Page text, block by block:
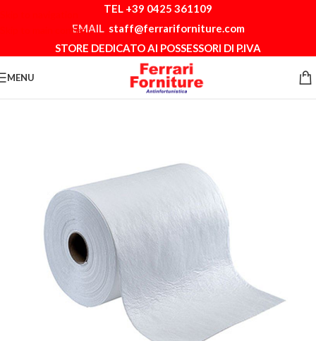
Skip to main content
TEL +39 0425 361109
EMAIL staff@ferrariforniture.com
STORE DEDICATO AI POSSESSORI DI P.IVA
MENU